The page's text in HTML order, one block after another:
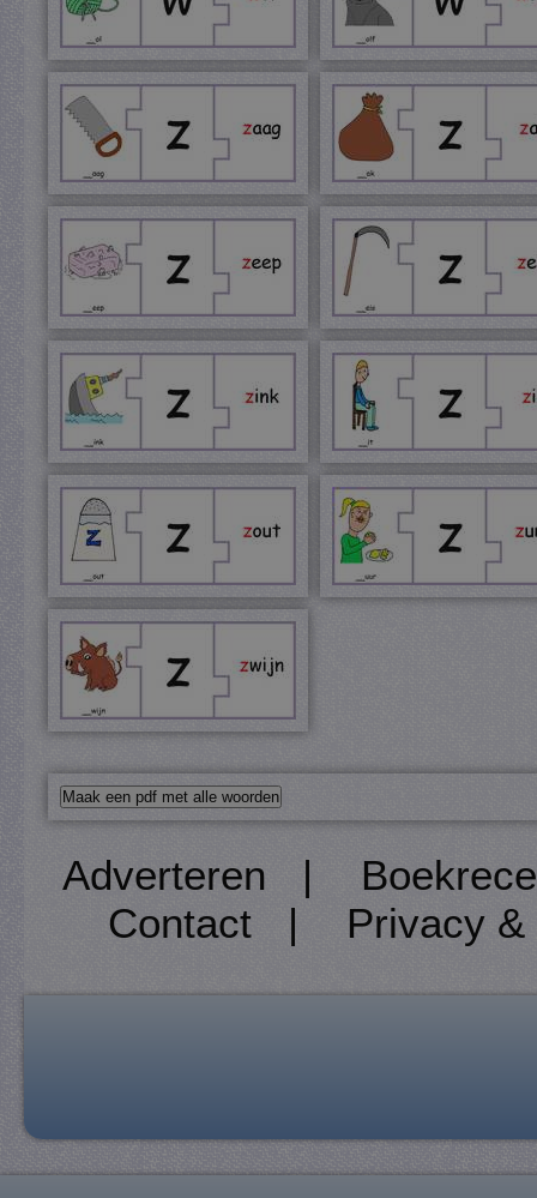
Adverteren |
Contact| Privacy